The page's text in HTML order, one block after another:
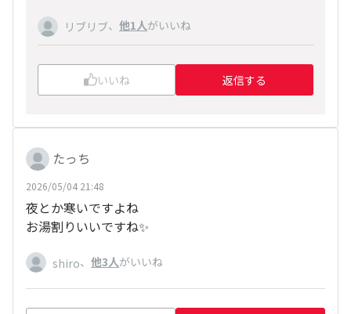
リブリブ、 他1人がいいね
いいね 返信する
たっち
2026/05/04 21:48
夜とか寒いですよね
お湯割りいいですね✨️
shiro、 他3人がいいね